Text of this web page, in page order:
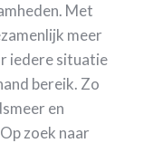
Met
meer
iedere situatie
bereik. Zo
en
zoek naar